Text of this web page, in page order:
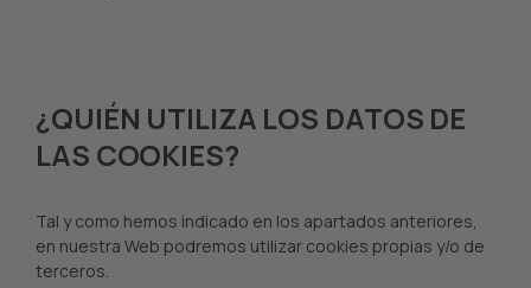
¿QUIÉN UTILIZA LOS DATOS DE
LAS COOKIES?
Tal y como hemos indicado en los apartados anteriores,
en nuestra Web podremos utilizar cookies propias y/o de
terceros.